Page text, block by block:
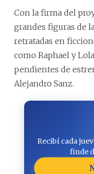
Con la firma del
grandes figuras de
retratadas en
como Raphael y
pendientes de
Alejandro Sanz.
Recibí cada
finde